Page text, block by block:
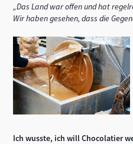
„Das Land war offen und hat
Wir haben gesehen, dass die
Ich wusste, ich will Chocolatier